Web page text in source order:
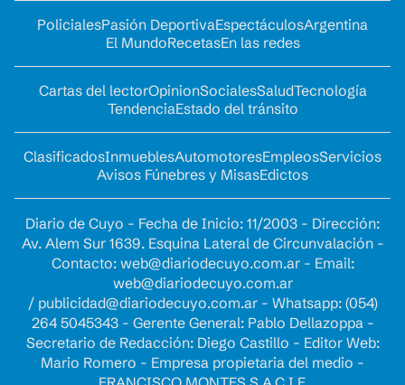
PolicialesPasión DeportivaEspectáculosArgentina
El MundoRecetasEn las redes
Cartas del lectorOpinionSocialesSaludTecnología
TendenciaEstado del tránsito
ClasificadosInmueblesAutomotoresEmpleosServicios
Avisos Fúnebres y MisasEdictos
Diario de Cuyo - Fecha de Inicio: 11/2003 - Dirección:
Av. Alem Sur 1639. Esquina Lateral de Circunvalación -
Contacto: web@diariodecuyo.com.ar- Email:
web@diariodecuyo.com.ar
/ publicidad@diariodecuyo.com.ar- Whatsapp: (054)
264 5045343 - Gerente General: Pablo Dellazoppa -
Secretario de Redacción: Diego Castillo - Editor Web:
Mario Romero - Empresa propietaria del medio -